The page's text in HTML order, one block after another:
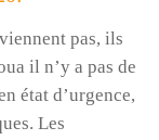
pas, ils
il n’y a pas de
état d’urgence,
Les